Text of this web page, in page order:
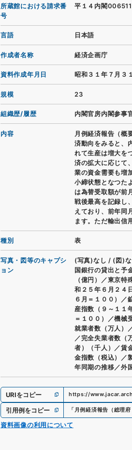
所蔵館における請求番
号
平１４内閣
言語 日本語
作成者名称 経済企画庁
資料作成年月日 昭和３１年７月３
規模 23
組織歴/履歴 内閣官房内閣参事
内容
月例経済報告（概
済動向をみると、
れて生産は増大を
済の拡大に応じて
業の資金需要も増
小締状態となつた
は為替受取額が前
戦後最高を記録し
えており、前年同
ます。ただ輸出信
種別 表
写真・図等のキャプシ
ョン
(写真)なし / (図)な
国銀行の貸出と予
（億円）／東京
和２５年６月２４
６月＝１００）／
産指数（９～１１
＝１００）／機械
就業者数（万人）
／完全失業者数（
者）（千人）／賃
金指数（税込）／
年同期の推移／外
URIをコピー https://
引用例をコピー 「月例経済報告（総理府
資料画像の利用について